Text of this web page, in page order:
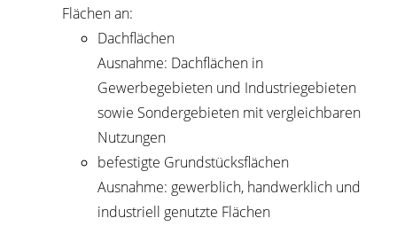
Flächen an:
Dachflächen
Ausnahme: Dachflächen in
Gewerbegebieten und Industriegebieten
sowie Sondergebieten mit vergleichbaren
Nutzungen
befestigte Grundstücksflächen
Ausnahme: gewerblich, handwerklich und
industriell genutzte Flächen